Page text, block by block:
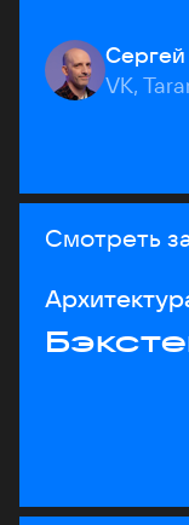
Сергей
VK,
Смотреть